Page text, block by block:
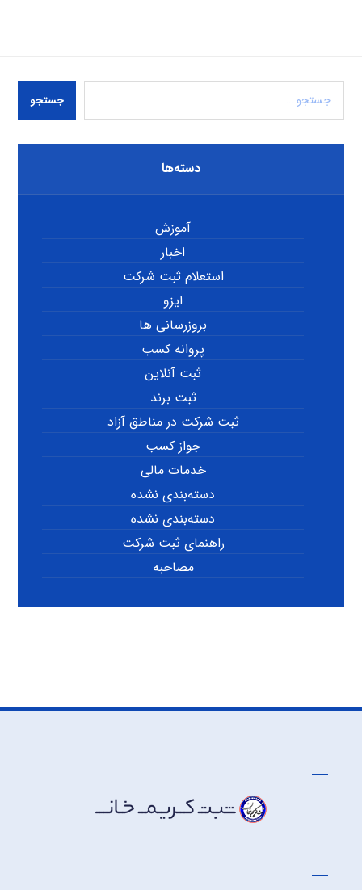
جستجو
دسته‌ها
آموزش
اخبار
استعلام ثبت شرکت
ایزو
بروزرسانی ها
پروانه کسب
ثبت آنلاین
ثبت برند
ثبت شرکت در مناطق آزاد
جواز کسب
خدمات مالی
دسته‌بندی نشده
دسته‌بندی نشده
راهنمای ثبت شرکت
مصاحبه